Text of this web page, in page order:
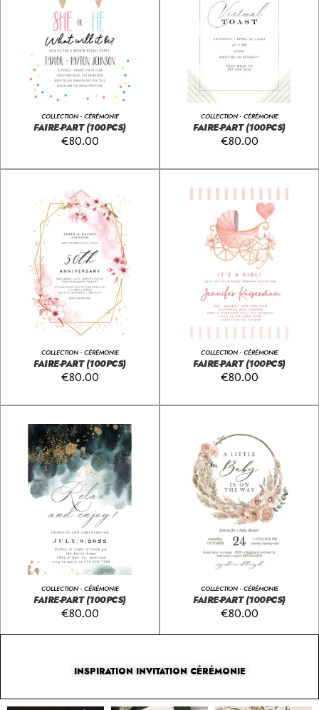
COLLECTION - CÉRÉMONIE
FAIRE-PART (100PCS)
€80.00
COLLECTION - CÉRÉMONIE
FAIRE-PART (100PCS)
€80.00
COLLECTION - CÉRÉMONIE
FAIRE-PART (100PCS)
€80.00
COLLECTION - CÉRÉMONIE
FAIRE-PART (100PCS)
€80.00
COLLECTION - CÉRÉMONIE
FAIRE-PART (100PCS)
€80.00
COLLECTION - CÉRÉMONIE
FAIRE-PART (100PCS)
€80.00
INSPIRATION INVITATION CÉRÉMONIE